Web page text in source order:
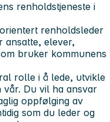
renholdstjeneste i
renholdsleder
ansatte, elever,
bruker kommunens
rolle i å lede, utvikle
vår. Du vil ha ansvar
oppfølging av
som du leder og